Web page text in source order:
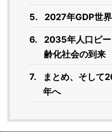
2027年GDP世
2035年人口ピ
齢化社会の到来
まとめ、そして
年へ